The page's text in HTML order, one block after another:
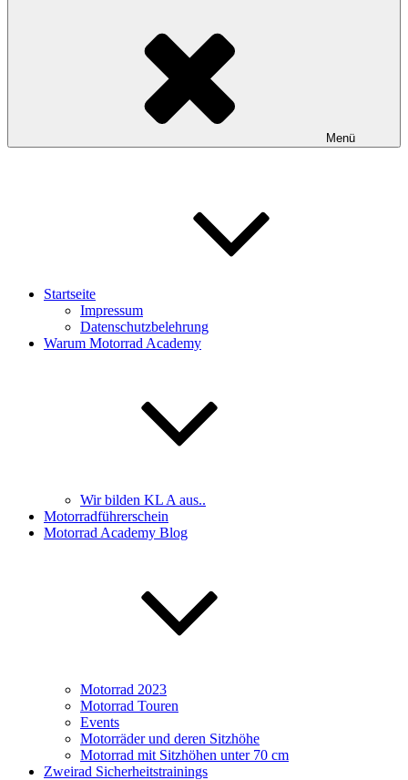
Menü
Startseite
Impressum
Datenschutzbelehrung
Warum Motorrad Academy
Wir bilden KL A aus..
Motorradführerschein
Motorrad Academy Blog
Motorrad 2023
Motorrad Touren
Events
Motorräder und deren Sitzhöhe
Motorrad mit Sitzhöhen unter 70 cm
Zweirad Sicherheitstrainings